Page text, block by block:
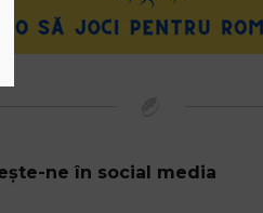
ne în social media